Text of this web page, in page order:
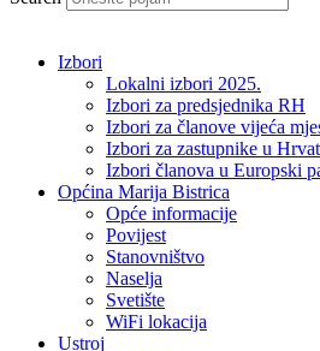
Izbori
Lokalni izbori 2025.
Izbori za predsjednika RH
Izbori za članove vijeća
Izbori za zastupnike u
Izbori članova u Europski
Općina Marija Bistrica
Opće informacije
Povijest
Stanovništvo
Naselja
Svetište
WiFi lokacija
Ustroj